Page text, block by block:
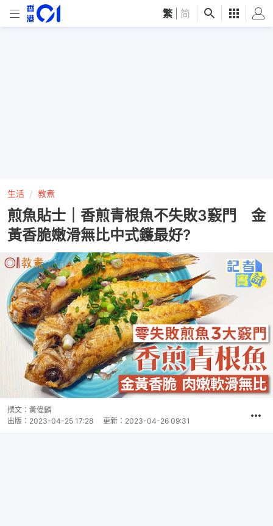
繁 简
生活 教煮
煎魚貼士｜香煎青根魚不失敗3竅門 金
黃香脆嫩滑無比中式鑊最好?
撰文： 黃偉麟
出版： 2023-04-25 17:28 更新： 2023-04-26 09:31